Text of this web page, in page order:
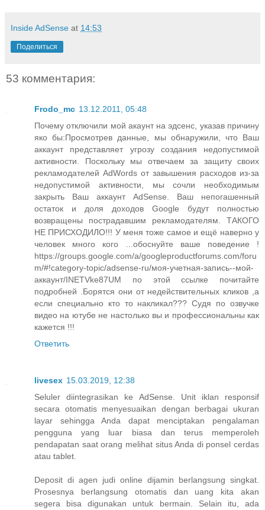
Inside AdSense at 14:53
Поделиться
53 комментария:
Frodo_mc 13.12.2011, 05:48
Почему отключили мой акаунт на эдсенс, указав причину
яко бы:Просмотрев данные, мы обнаружили, что Ваш
аккаунт представляет угрозу создания недопустимой
активности. Поскольку мы отвечаем за защиту своих
рекламодателей AdWords от завышения расходов из-за
недопустимой активности, мы сочли необходимым
закрыть Ваш аккаунт AdSense. Ваш непогашенный
остаток и доля доходов Google будут полностью
возвращены пострадавшим рекламодателям. ТАКОГО
НЕ ПРИСХОДИЛО!!! У меня тоже самое и ещё наверно у
человек много кого ...обоснуйте ваше поведение !
https://groups.google.com/a/googleproductforums.com/foru
m/#!category-topic/adsense-ru/моя-учетная-запись--мой-
аккаунт/INETVke87UM по этой ссылке почитайте
подробней .Борятся они от недействительных кликов ,а
если специально кто то накликал??? Судя по озвучке
видео на ютубе не настолько вы и профессиональны как
кажется !!!
Ответить
livesex 15.03.2019, 12:38
Seluler diintegrasikan ke AdSense. Unit iklan responsif
secara otomatis menyesuaikan dengan berbagai ukuran
layar sehingga Anda dapat menciptakan pengalaman
pengguna yang luar biasa dan terus memperoleh
pendapatan saat orang melihat situs Anda di ponsel cerdas
atau tablet.
Deposit di agen judi online dijamin berlangsung singkat.
Prosesnya berlangsung otomatis dan uang kita akan
segera bisa digunakan untuk bermain. Selain itu, ada